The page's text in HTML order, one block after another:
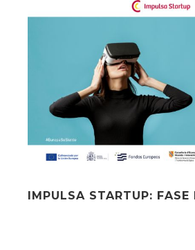
IMPULSA STARTUP: